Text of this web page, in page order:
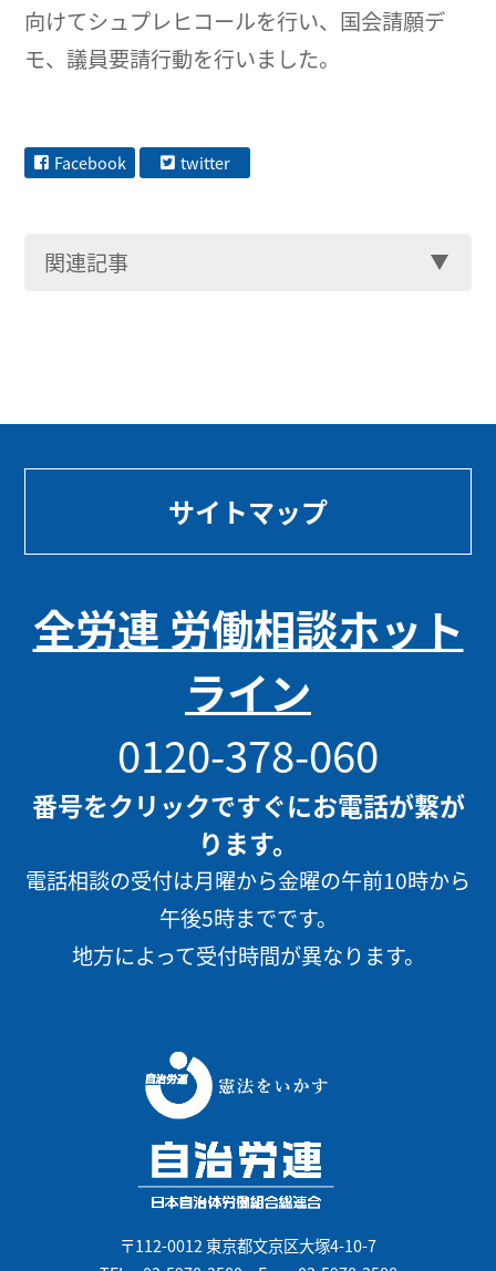
向けてシュプレヒコールを行い、国会請願デ
モ、議員要請行動を行いました。
Facebook twitter
関連記事
サイトマップ
全労連 労働相談ホット
ライン
0120-378-060
番号をクリックですぐにお電話が繋が
ります。
電話相談の受付は月曜から金曜の午前10時から
午後5時までです。
地方によって受付時間が異なります。
〒112-0012 東京都文京区大塚4-10-7